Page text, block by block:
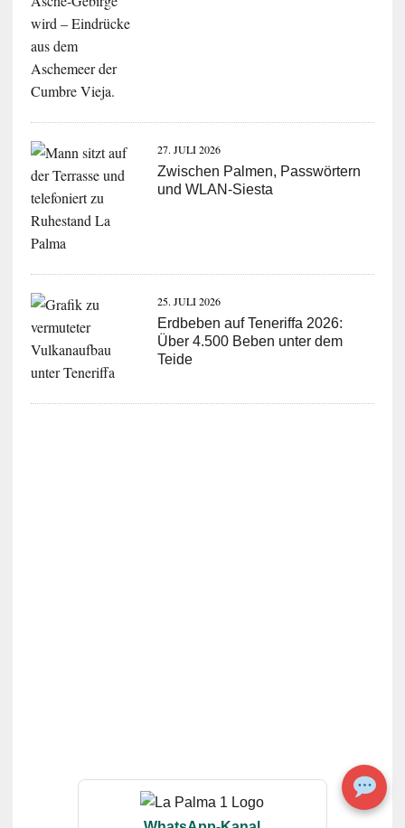
27. JULI 2026
Zwischen Palmen, Passwörtern
und WLAN-Siesta
25. JULI 2026
Erdbeben auf Teneriffa 2026:
Über 4.500 Beben unter dem
Teide